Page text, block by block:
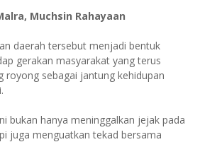
Muchsin Rahayaan
daerah tersebut menjadi bentuk
gerakan masyarakat yang terus
sebagai jantung kehidupan
bukan hanya meninggalkan jejak pada
juga menguatkan tekad bersama